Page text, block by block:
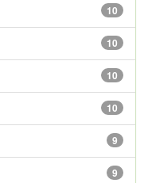
10
10
10
10
9
9